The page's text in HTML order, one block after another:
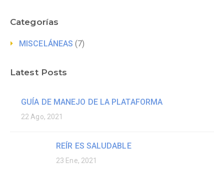
Categorías
MISCELÁNEAS (7)
Latest Posts
GUÍA DE MANEJO DE LA PLATAFORMA
22 Ago, 2021
REÍR ES SALUDABLE
23 Ene, 2021